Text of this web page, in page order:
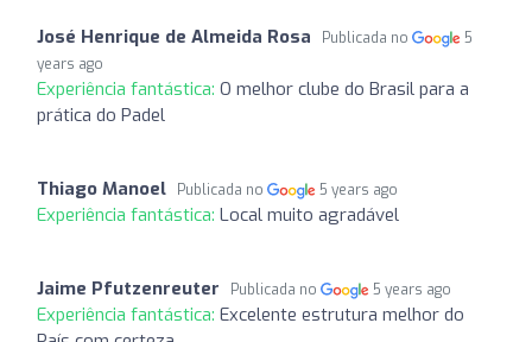
José Henrique de Almeida Rosa Publicada no
5
years ago
Experiência fantástica: O melhor clube do Brasil para a
prática do Padel
Thiago Manoel Publicada no 5 years ago
Experiência fantástica: Local muito agradável
Jaime Pfutzenreuter Publicada no 5 years ago
Experiência fantástica: Excelente estrutura melhor do